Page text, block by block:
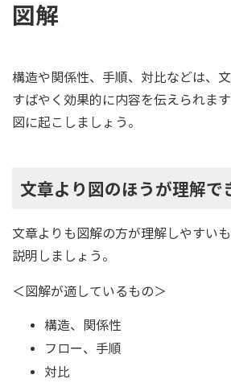
図解
構造や関係性、手順、対比などは、
すばやく効果的に内容を伝えられま
図に起こしましょう。
文章より図のほうが理解で
文章よりも図解の方が理解しやすい
説明しましょう。
＜図解が適しているもの＞
構造、関係性
フロー、手順
対比